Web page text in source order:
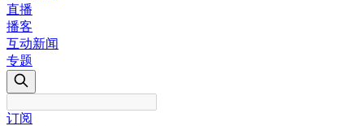
直播
播客
互动新闻
专题
订阅